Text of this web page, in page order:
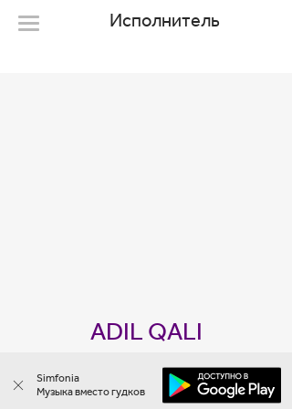
Исполнитель
ADIL QALI
Simfonia
Музыка вместо гудков